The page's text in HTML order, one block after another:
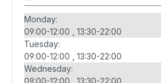
Monday:
09:00-12:00
13:30-22:00
Tuesday:
09:00-12:00
13:30-22:00
Wednesday:
09:00-12:00
13:30-22:00